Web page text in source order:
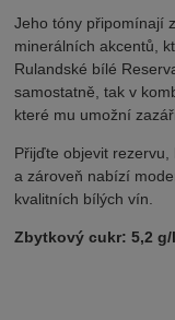
Jeho tóny připomínají
minerálních akcentů,
Rulandské bílé
samostatně, tak v
které mu umožní
Přijďte objevit
a zároveň nabízí
kvalitních bílých vín.
Zbytkový cukr: 5,2